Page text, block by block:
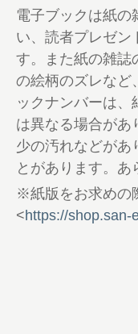
52 三菱eKク
56 EVにまつ
57 輸入EV
58 MINIクー
62 BMW iX2
66 BMW iX1
70 メルセデ
74 アウディ
78 フォルク
82 ボルボ
86 ボルボ
電子ブックは紙の
い、読者プレゼン
す。また紙の雑誌
の絵柄のズレなど
ックナンバーは
は異なる場合があ
少の汚れなどがあ
とがあります。あ
※紙版をお求めの
<https://shop.san-